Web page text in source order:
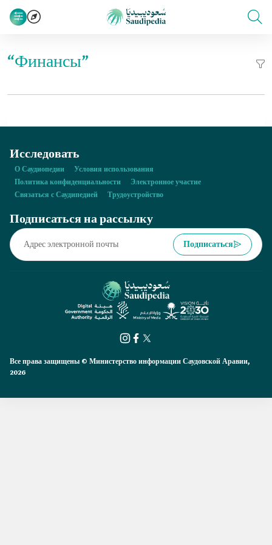
“Финансы”
Исследовать
О Саудиопедии
Условия использования
Политика конфиденциальности
Электронное участие
Связаться с Саудипедией
Трудоустройство
Подписаться на рассылку
Подписаться
Все права защищены © Министерство информации Саудовской Аравии,
2026